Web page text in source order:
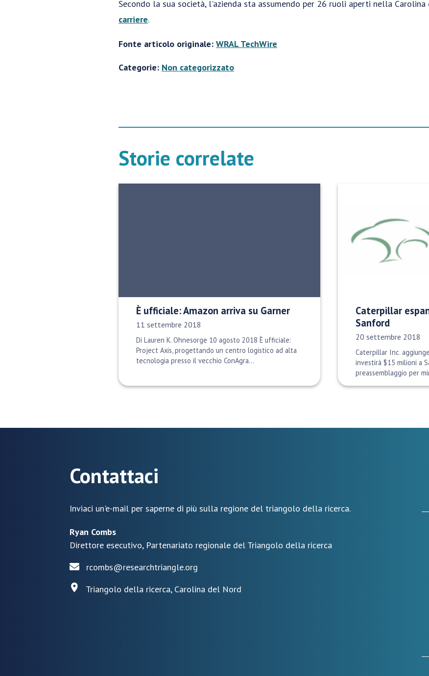
Secondo la sua società, l'azienda sta assumendo per 26 ruoli aperti nella
carriere.
Fonte articolo originale: WRAL TechWire
Categorie: Non categorizzato
Storie correlate
È ufficiale: Amazon arriva su Garner
Data di pubblicazione:
11 settembre 2018
Di Lauren K. Ohnesorge 10 agosto 2018 È ufficiale:
Project Axis, progettando un centro logistico ad alta
tecnologia presso il vecchio ConAgra...
Caterpillar
Sanford
Data di pubblicazione:
20 settembre 2018
Caterpillar Inc.
investirà $15 milioni a
preassemblaggio per
Contattaci
Inviaci un'e-mail per saperne di più sulla regione del triangolo della ricerca.
Ryan Combs
Direttore esecutivo, Partenariato regionale del Triangolo della ricerca
rcombs@researchtriangle.org
Triangolo della ricerca, Carolina del Nord